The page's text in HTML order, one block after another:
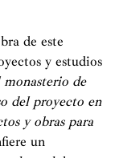
de este
y estudios
de
del proyecto en
y obras para
un